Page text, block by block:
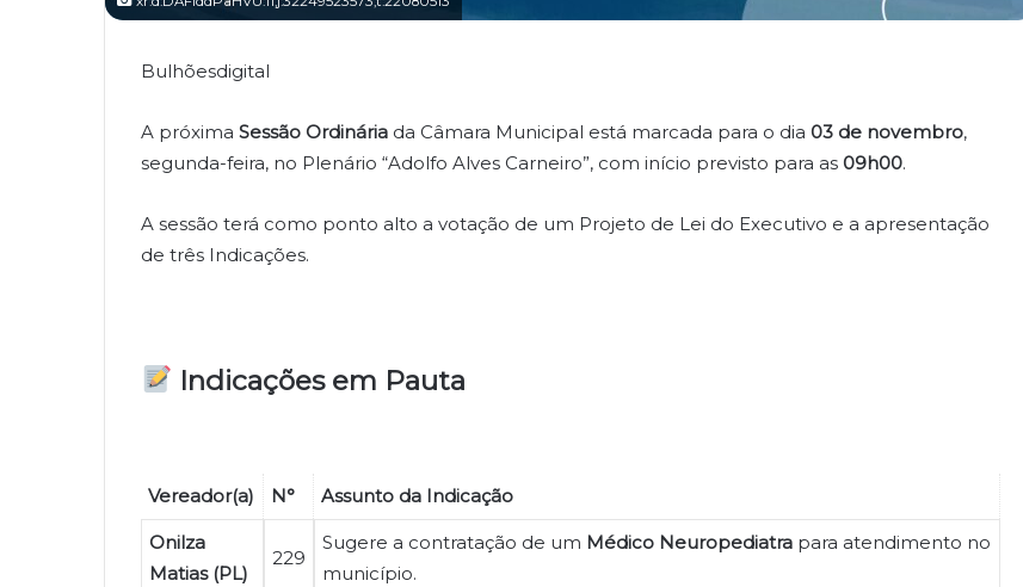
Bulhõesdigital
A próxima Sessão Ordinária da Câmara Municipal está marcada para o dia 03 de novembro,
segunda-feira, no Plenário “Adolfo Alves Carneiro”, com início previsto para as 09h00.
A sessão terá como ponto alto a votação de um Projeto de Lei do Executivo e a apresentação
de três Indicações.
Indicações em Pauta
Vereador(a) N° Assunto da Indicação
Onilza
Matias (PL)
229
Sugere a contratação de um Médico Neuropediatra para atendimento no
município.